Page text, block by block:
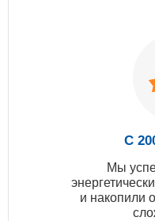
С
Мы
и накопили